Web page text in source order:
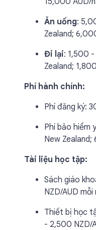
Ăn uống:
Zealand;
Đi lại: 1,500
Zealand;
Phí hành chính:
Phí đăng ký:
Phí bảo hiểm
New
Tài liệu học tập:
Sách giáo
NZD/AUD mỗi
Thiết bị học
- 2,500 NZD/